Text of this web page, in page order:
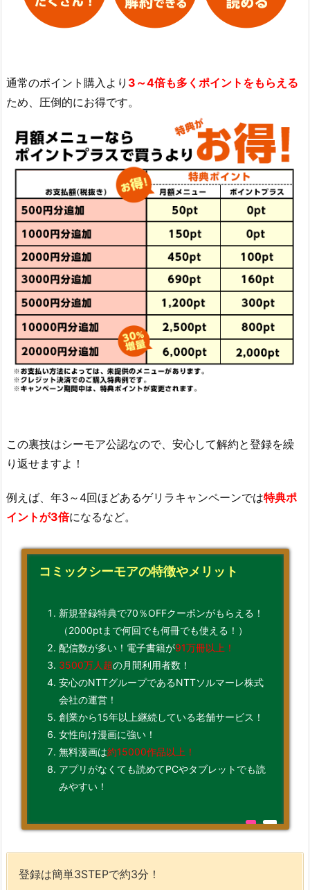
通常のポイント購入より 3～4倍も多くポイントをもらえる
ため、圧倒的にお得です。
この裏技はシーモア公認なので、安心して解約と登録を繰
り返せますよ！
例えば、年3～4回ほどあるゲリラキャンペーンでは特典ポ
イントが3倍になるなど。
コミックシーモアの特徴やメリット
新規登録特典で70％OFFクーポンがもらえる！
（2000ptまで何回でも何冊でも使える！）
配信数が多い！電子書籍が91万冊以上！
3500万人超の月間利用者数！
安心のNTTグループであるNTTソルマーレ株式
会社の運営！
創業から15年以上継続している老舗サービス！
女性向け漫画に強い！
無料漫画は約15000作品以上！
アプリがなくても読めてPCやタブレットでも読
みやすい！
登録は簡単3STEPで約3分！